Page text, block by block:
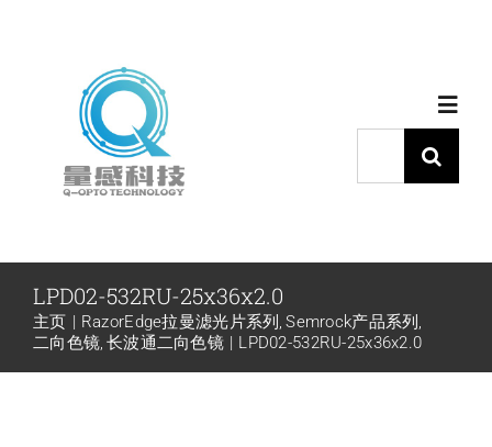
产品中心
代理品牌
索：
LPD02-532RU-25x36x2.0
主页 RazorEdge拉曼滤光片系列 Semrock产品系列
二向色镜 长波通二向色镜 LPD02-532RU-25x36x2.0